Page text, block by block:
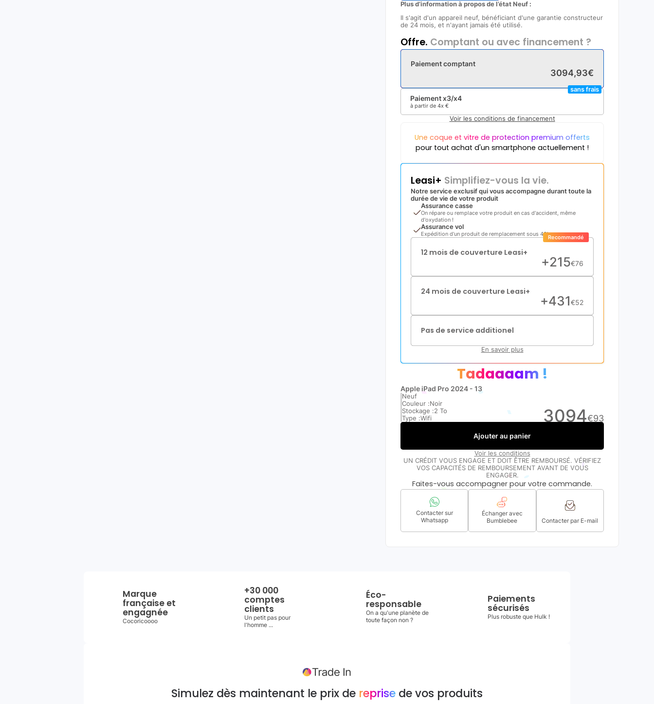
Plus d’information à propos de l’état Neuf :
Il s'agit d'un appareil neuf, bénéficiant d'une garantie constructeur
de 24 mois, et n'ayant jamais été utilisé.
Offre. Comptant ou avec financement ?
Paiement comptant
3094,93€
Paiement x3/x4
à partir de 4x €
sans frais
Voir les conditions de financement
Une coque et vitre de protection premium offerts
pour tout achat d'un smartphone actuellement !
Leasi+ Simplifiez-vous la vie.
Notre service exclusif qui vous accompagne durant toute la
durée de vie de votre produit
Assurance casse
On répare ou remplace votre produit en cas d'accident, même
d'oxydation !
Assurance vol
Expédition d'un produit de remplacement sous 48h
12 mois de couverture Leasi+
+215€76
Recommandé
24 mois de couverture Leasi+
+431€52
Pas de service additionel
En savoir plus
Tadaaaam !
Apple iPad Pro 2024 - 13
Neuf
Couleur :Noir
Stockage :2 To
Type :Wifi 3094€93
Ajouter au panier
Voir les conditions
UN CRÉDIT VOUS ENGAGE ET DOIT ÊTRE REMBOURSÉ. VÉRIFIEZ
VOS CAPACITÉS DE REMBOURSEMENT AVANT DE VOUS
ENGAGER.
Faites-vous accompagner pour votre commande.
Contacter sur
Whatsapp
Échanger avec
Bumblebee
Contacter par E-mail
Marque
française et
engagnée
Cocoricoooo
+30 000
comptes
clients
Un petit pas pour
l'homme ...
Éco-
responsable
On a qu'une planète de
toute façon non ?
Paiements
sécurisés
Plus robuste que Hulk !
Simulez dès maintenant le prix de reprise de vos produits